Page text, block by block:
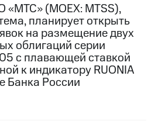
(MOEX: MTSS),
планирует открыть
на размещение двух
облигаций серии
с плавающей ставкой
к индикатору RUONIA
Банка России